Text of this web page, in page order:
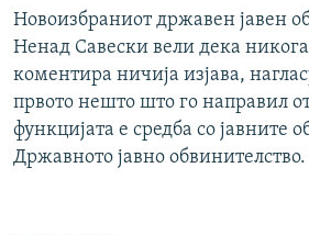
Новоизбраниот државен јавен
Ненад Савески вели дека
коментира ничија изјава,
првото нешто што го направил
функцијата е средба со јавните
Државното јавно обвинителство.